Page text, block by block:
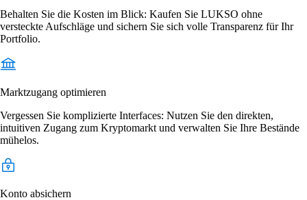
Behalten Sie die Kosten im Blick: Kaufen Sie LUKSO ohne
versteckte Aufschläge und sichern Sie sich volle Transparenz für Ihr
Portfolio.
Marktzugang optimieren
Vergessen Sie komplizierte Interfaces: Nutzen Sie den direkten,
intuitiven Zugang zum Kryptomarkt und verwalten Sie Ihre Bestände
mühelos.
Konto absichern